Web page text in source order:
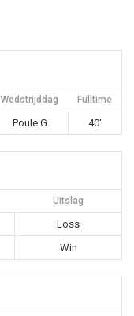
Wedstrijddag Fulltime
Poule G 40'
Uitslag
Loss
Win